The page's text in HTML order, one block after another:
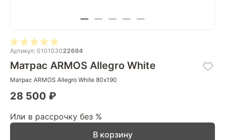
Артикул: 010103022694
Матрас ARMOS Allegro White
Матрас ARMOS Allegro White 80х190
28 500 ₽
Или в рассрочку без %
В корзину